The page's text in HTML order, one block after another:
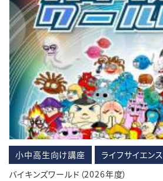
小中高生向け講座
ライフサイエンス
バイキンズワールド（2026年度）